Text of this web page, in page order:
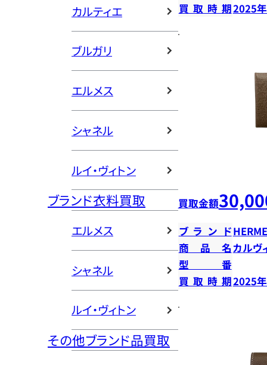
カルティエ
ブルガリ
エルメス
シャネル
ルイ・ヴィトン
ブランド衣料買取
エルメス
シャネル
ルイ・ヴィトン
その他ブランド品買取
買取時期2025
買取金額
ブランド
商品名カルヴ
型番
買取時期2025